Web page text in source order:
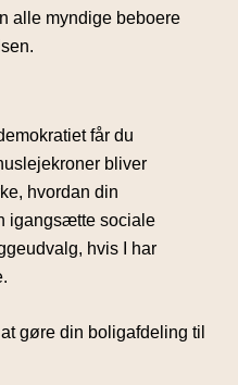
alle myndige beboere
får du
bliver
hvordan din
igangsætte sociale
hvis I har
gøre din boligafdeling til